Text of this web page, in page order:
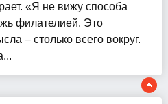
«Я не вижу способа
филателией. Это
– столько всего вокруг.